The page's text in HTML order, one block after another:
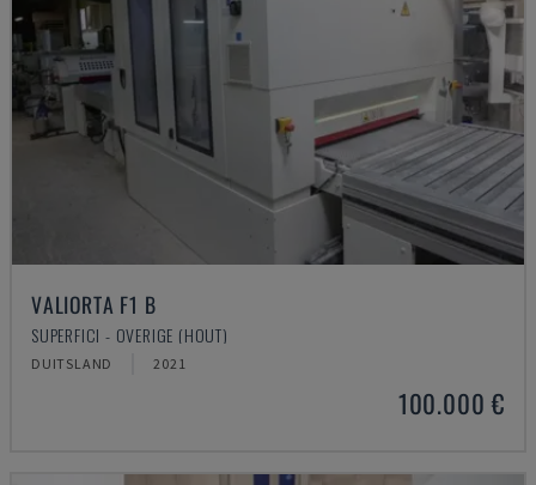
VALIORTA F1 B
SUPERFICI - OVERIGE (HOUT)
DUITSLAND 2021
100.000 €